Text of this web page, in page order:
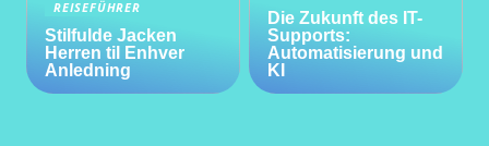
REISEFÜHRER
Stilfulde Jacken
Herren til Enhver
Anledning
Die Zukunft des IT-
Supports:
Automatisierung und
KI